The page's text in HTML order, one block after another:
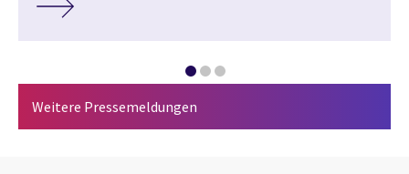
Weitere Pressemeldungen